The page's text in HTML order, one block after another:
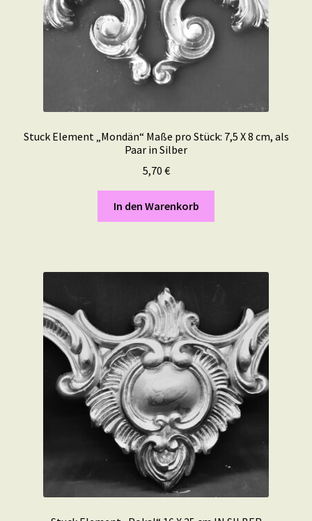
Stuck Element „Mondän“ Maße pro Stück: 7,5 X 8 cm, als
Paar in Silber
5,70 €
In den Warenkorb